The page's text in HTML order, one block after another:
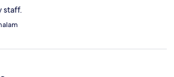
staff.